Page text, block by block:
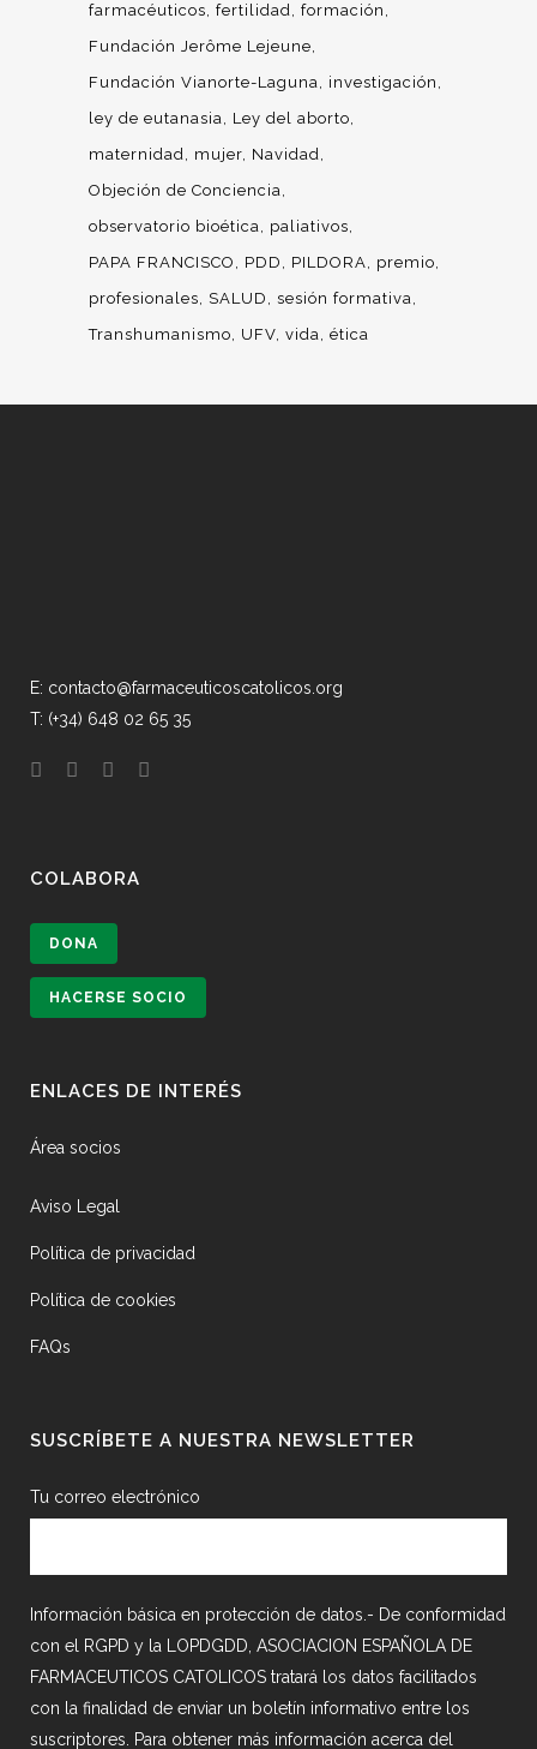
farmacéuticos fertilidad formación
Fundación Jerôme Lejeune
Fundación Vianorte-Laguna
investigación
ley de eutanasia
Ley del aborto
maternidad
mujer Navidad
Objeción de Conciencia
observatorio bioética
paliativos
PAPA FRANCISCO
PDD PILDORA
premio
profesionales
SALUD
sesión formativa
Transhumanismo
UFV vida ética
E: contacto@farmaceuticoscatolicos.org
T: (+34) 648 02 65 35
COLABORA
DONA
HACERSE SOCIO
ENLACES DE INTERÉS
Área socios
Aviso Legal
Política de privacidad
Política de cookies
FAQs
SUSCRÍBETE A NUESTRA NEWSLETTER
Tu correo electrónico
Información básica en protección de datos.- De conformidad
con el RGPD y la LOPDGDD, ASOCIACION ESPAÑOLA DE
FARMACEUTICOS CATOLICOS tratará los datos facilitados
con la finalidad de enviar un boletín informativo entre los
suscriptores. Para obtener más información acerca del